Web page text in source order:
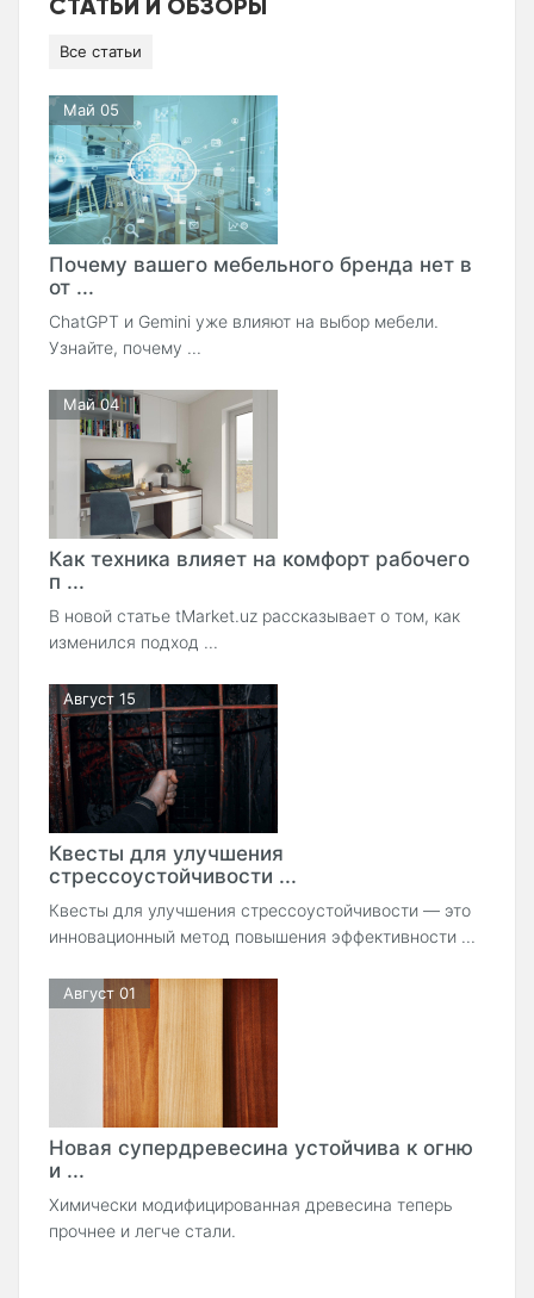
Все статьи
Май 05
Почему вашего мебельного бренда нет в
от ...
ChatGPT и Gemini уже влияют на выбор мебели.
Узнайте, почему ...
Май 04
Как техника влияет на комфорт рабочего
п ...
В новой статье tMarket.uz рассказывает о том, как
изменился подход ...
Август 15
Квесты для улучшения
стрессоустойчивости ...
Квесты для улучшения стрессоустойчивости — это
инновационный метод повышения эффективности ...
Август 01
Новая супердревесина устойчива к огню
и ...
Химически модифицированная древесина теперь
прочнее и легче стали.